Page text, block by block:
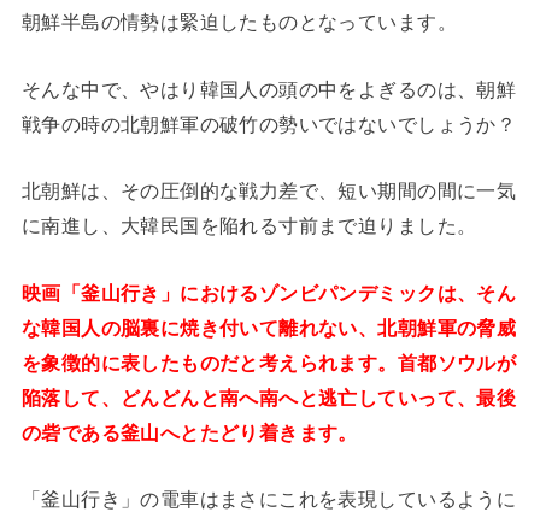
朝鮮半島の情勢は緊迫したものとなっています。
そんな中で、やはり韓国人の頭の中をよぎるのは、朝鮮
戦争の時の北朝鮮軍の破竹の勢いではないでしょうか？
北朝鮮は、その圧倒的な戦力差で、短い期間の間に一気
に南進し、大韓民国を陥れる寸前まで迫りました。
映画「釜山行き」におけるゾンビパンデミックは、そん
な韓国人の脳裏に焼き付いて離れない、北朝鮮軍の脅威
を象徴的に表したものだと考えられます。首都ソウルが
陥落して、どんどんと南へ南へと逃亡していって、最後
の砦である釜山へとたどり着きます。
「釜山行き」の電車はまさにこれを表現しているように